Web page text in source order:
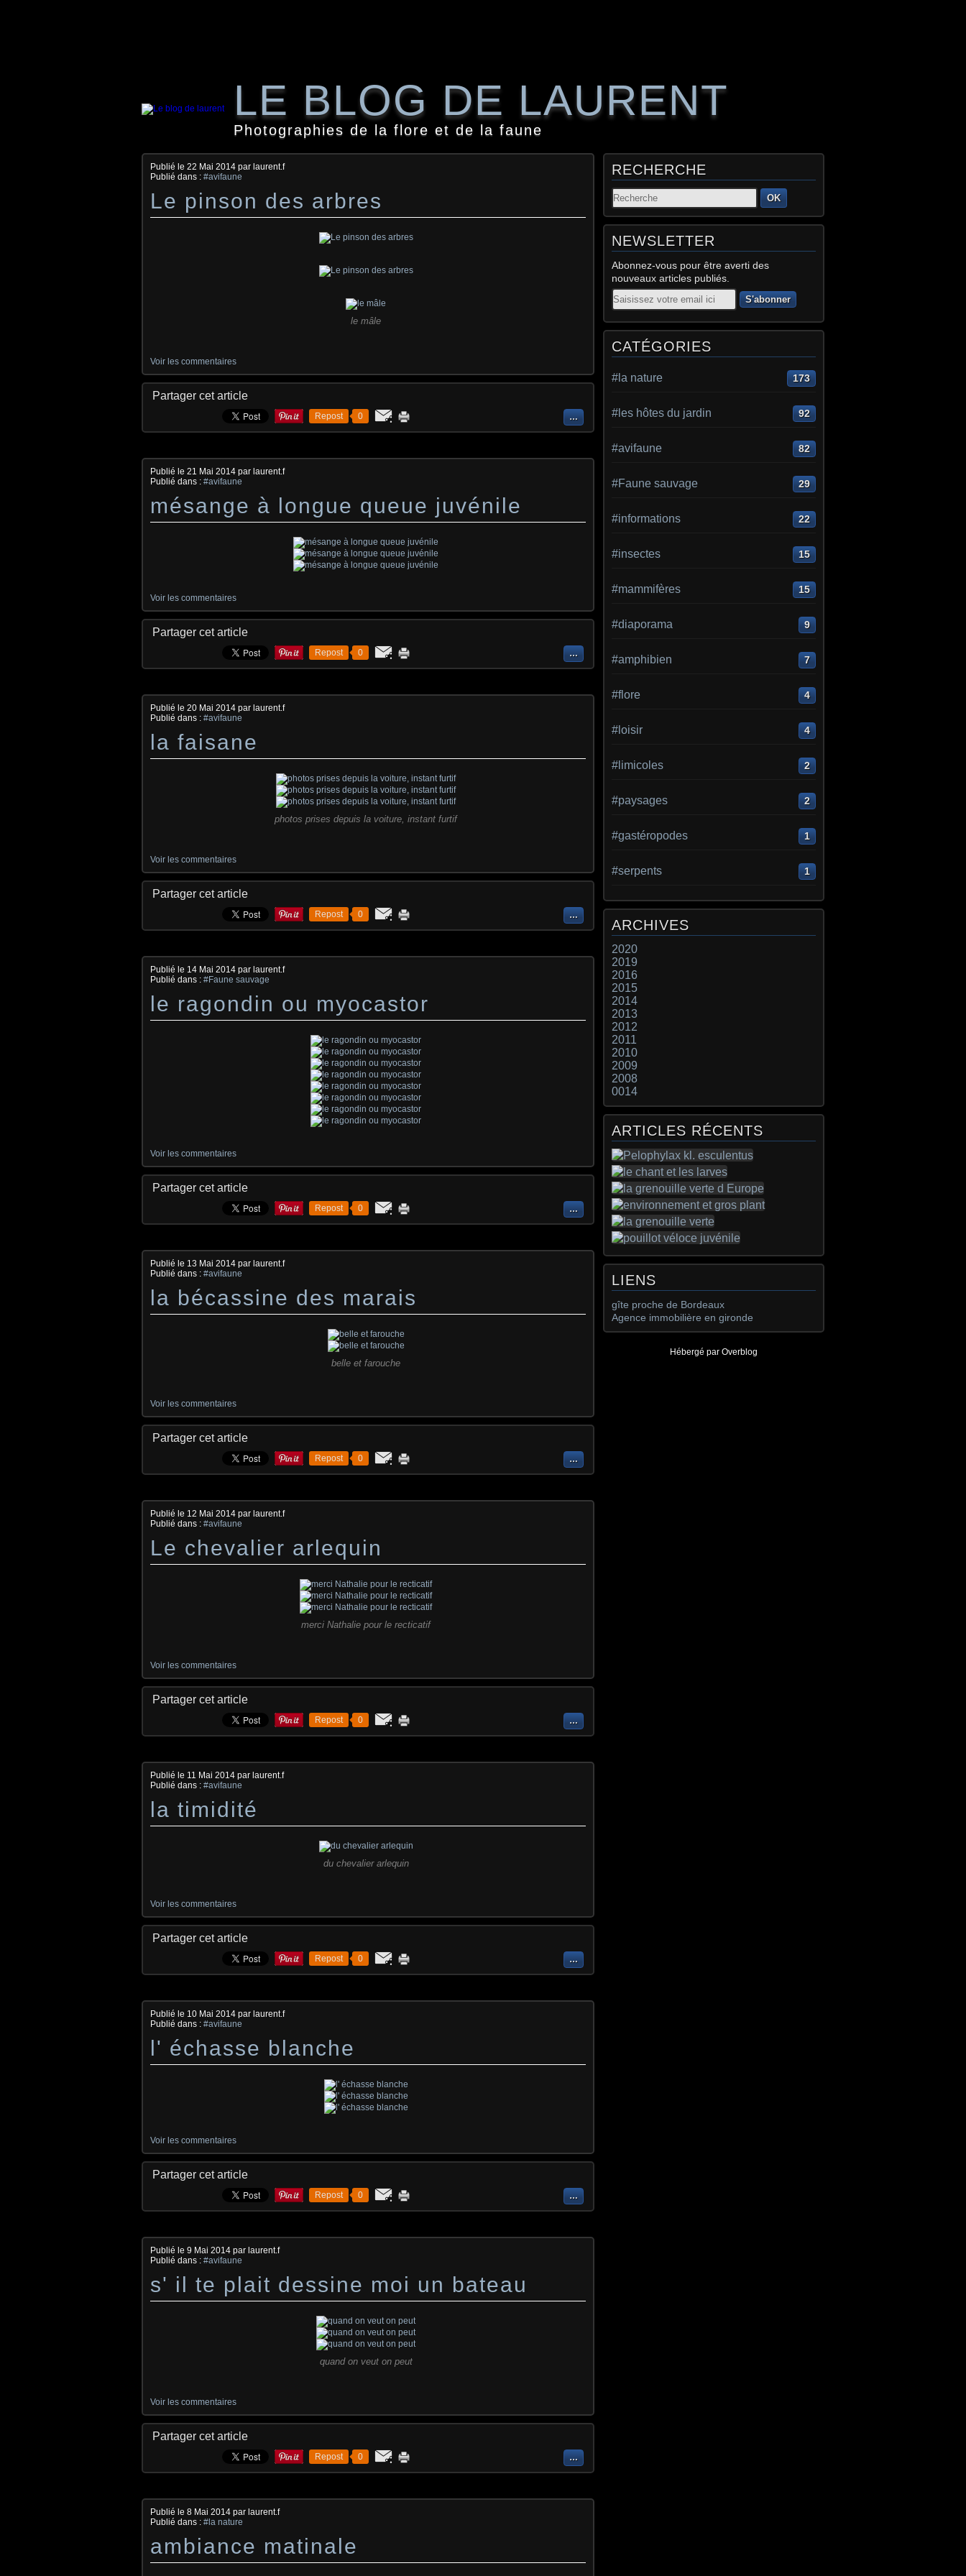
LE BLOG DE LAURENT
Photographies de la flore et de la faune
Publié le 22 Mai 2014 par laurent.f
Publié dans : #avifaune
Le pinson des arbres
le mâle
Voir les commentaires
Partager cet article
Repost 0 …
Publié le 21 Mai 2014 par laurent.f
Publié dans : #avifaune
mésange à longue queue juvénile
Voir les commentaires
Partager cet article
Repost 0 …
Publié le 20 Mai 2014 par laurent.f
Publié dans : #avifaune
la faisane
photos prises depuis la voiture, instant furtif
Voir les commentaires
Partager cet article
Repost 0 …
Publié le 14 Mai 2014 par laurent.f
Publié dans : #Faune sauvage
le ragondin ou myocastor
Voir les commentaires
Partager cet article
Repost 0 …
Publié le 13 Mai 2014 par laurent.f
Publié dans : #avifaune
la bécassine des marais
belle et farouche
Voir les commentaires
Partager cet article
Repost 0 …
Publié le 12 Mai 2014 par laurent.f
Publié dans : #avifaune
Le chevalier arlequin
merci Nathalie pour le recticatif
Voir les commentaires
Partager cet article
Repost 0 …
Publié le 11 Mai 2014 par laurent.f
Publié dans : #avifaune
la timidité
du chevalier arlequin
Voir les commentaires
Partager cet article
Repost 0 …
Publié le 10 Mai 2014 par laurent.f
Publié dans : #avifaune
l' échasse blanche
Voir les commentaires
Partager cet article
Repost 0 …
Publié le 9 Mai 2014 par laurent.f
Publié dans : #avifaune
s' il te plait dessine moi un bateau
quand on veut on peut
Voir les commentaires
Partager cet article
Repost 0 …
Publié le 8 Mai 2014 par laurent.f
Publié dans : #la nature
ambiance matinale
RECHERCHE
OK
NEWSLETTER
Abonnez-vous pour être averti des
nouveaux articles publiés.
Email
CATÉGORIES
#la nature 173
#les hôtes du jardin 92
#avifaune 82
#Faune sauvage 29
#informations 22
#insectes 15
#mammifères 15
#diaporama 9
#amphibien 7
#flore 4
#loisir 4
#limicoles 2
#paysages 2
#gastéropodes 1
#serpents 1
ARCHIVES
2020
2019
2016
2015
2014
2013
2012
2011
2010
2009
2008
0014
ARTICLES RÉCENTS
LIENS
gîte proche de Bordeaux
Agence immobilière en gironde
Hébergé par Overblog